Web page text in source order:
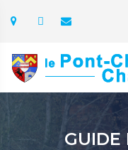
GUIDE